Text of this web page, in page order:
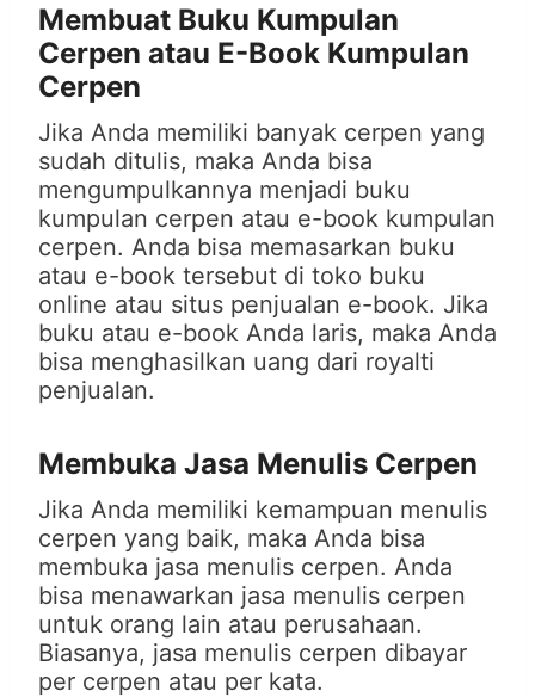
Membuat Buku Kumpulan
Cerpen atau E-Book Kumpulan
Cerpen
Jika Anda memiliki banyak cerpen yang
sudah ditulis, maka Anda bisa
mengumpulkannya menjadi buku
kumpulan cerpen atau e-book kumpulan
cerpen. Anda bisa memasarkan buku
atau e-book tersebut di toko buku
online atau situs penjualan e-book. Jika
buku atau e-book Anda laris, maka Anda
bisa menghasilkan uang dari royalti
penjualan.
Membuka Jasa Menulis Cerpen
Jika Anda memiliki kemampuan menulis
cerpen yang baik, maka Anda bisa
membuka jasa menulis cerpen. Anda
bisa menawarkan jasa menulis cerpen
untuk orang lain atau perusahaan.
Biasanya, jasa menulis cerpen dibayar
per cerpen atau per kata.